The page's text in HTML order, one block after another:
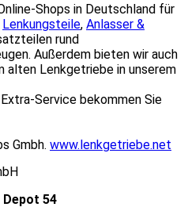
Shops in Deutschland für
Lenkungsteile, Anlasser &
rund
Außerdem bieten wir auch
alten Lenkgetriebe in unserem
Service bekommen Sie
Gmbh. www.lenkgetriebe.net
Depot 54